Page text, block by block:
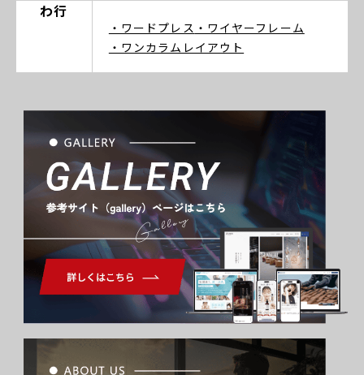
わ行
・ワードプレス ・ワイヤーフレーム
・ワンカラムレイアウト
Gallery